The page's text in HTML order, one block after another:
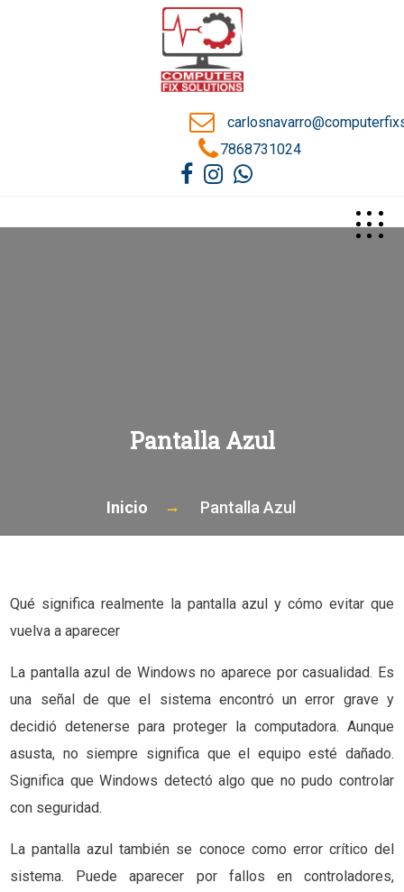
7868731024
Pantalla Azul
Inicio Pantalla Azul
Qué significa realmente la pantalla azul y cómo evitar que
vuelva a aparecer
La pantalla azul de Windows no aparece por casualidad. Es
una señal de que el sistema encontró un error grave y
decidió detenerse para proteger la computadora. Aunque
asusta, no siempre significa que el equipo esté dañado.
Significa que Windows detectó algo que no pudo controlar
con seguridad.
La pantalla azul también se conoce como error crítico del
sistema. Puede aparecer por fallos en controladores,